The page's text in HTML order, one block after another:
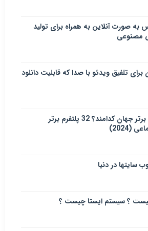
تغییر سایز عکس به صورت آنلاین به همراه برای تولید
مصنوعی
برای تلفیق ویدئو با صدا که قابلیت دانلود
شبکه اجتماعی برتر جهان کدامند؟ 32 پلتفرم برتر
(2024)
سایتها در دنیا
؟ سيستم ایستا چیست ؟